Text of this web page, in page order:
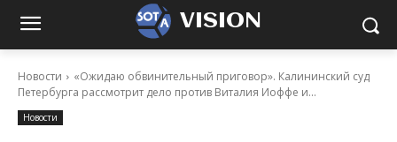
VISION
Новости
«Ожидаю обвинительный приговор». Калининский суд
Петербурга рассмотрит дело против Виталия Иоффе и...
Новости